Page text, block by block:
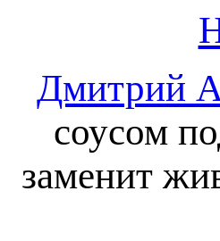
Дмитрий
соусом
заменит